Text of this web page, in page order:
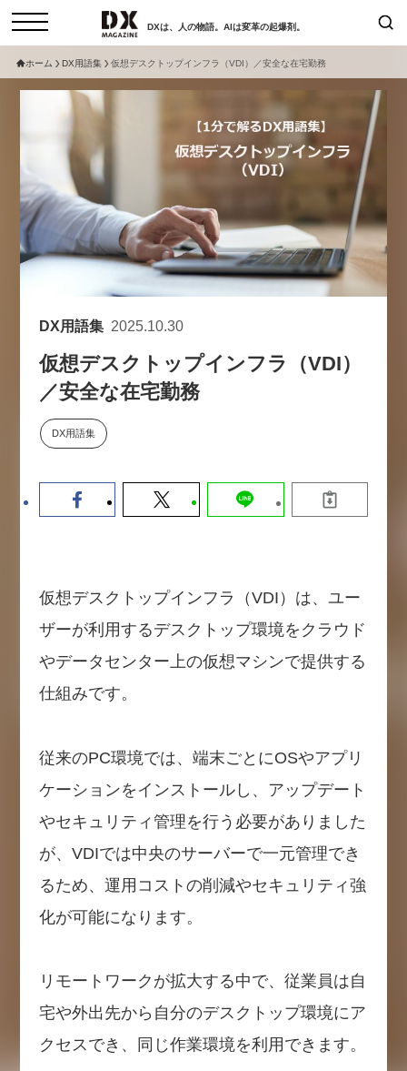
DXは、人の物語。AIは変革の起爆剤。
ニュース
サービスメニュー 日本オムニチャネル協会
トップページ
特集
動画
サイトマップ
お問い合わせ
個人情報保護法について
採用情報
検索
現在開催予定のセミナー
セミナー
【8/6開催】AIエージェント時
代、日本企業は何から始めるべき
流から学ぶ〜
セミナー
【8/12開催】「イノベーションを
～
2026-06-10
ホーム DX用語集 仮想デスクトップインフラ（VDI）／安全な在宅勤務
DX用語集 2025.10.30
仮想デスクトップインフラ（VDI）
／安全な在宅勤務
DX用語集
仮想デスクトップインフラ（VDI）は、ユー
ザーが利用するデスクトップ環境をクラウド
やデータセンター上の仮想マシンで提供する
仕組みです。
従来のPC環境では、端末ごとにOSやアプリ
ケーションをインストールし、アップデート
やセキュリティ管理を行う必要がありました
が、VDIでは中央のサーバーで一元管理でき
るため、運用コストの削減やセキュリティ強
化が可能になります。
リモートワークが拡大する中で、従業員は自
宅や外出先から自分のデスクトップ環境にア
クセスでき、同じ作業環境を利用できます。